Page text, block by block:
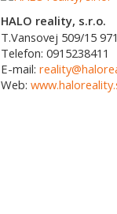
HALO reality, s.r.o.
T.Vansovej 509/15
Telefon: 0915238411
E-mail:
Web: